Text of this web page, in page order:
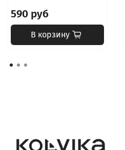
590 руб
В корзину